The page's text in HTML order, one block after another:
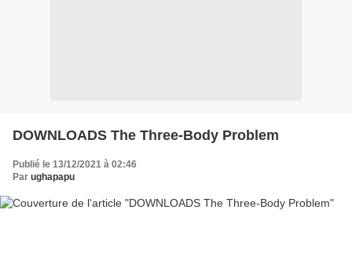
DOWNLOADS The Three-Body Problem
Publié le 13/12/2021 à 02:46
Par ughapapu